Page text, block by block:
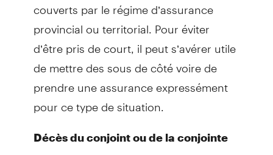
provincial ou territorial. Pour éviter
d’être pris de court, il peut s’avérer utile
de mettre des sous de côté voire de
prendre une assurance expressément
pour ce type de situation.
Décès du conjoint ou de la conjointe